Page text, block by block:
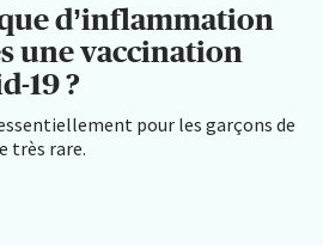
d’inflammation
une vaccination
19 ?
pour les garçons de
très rare.